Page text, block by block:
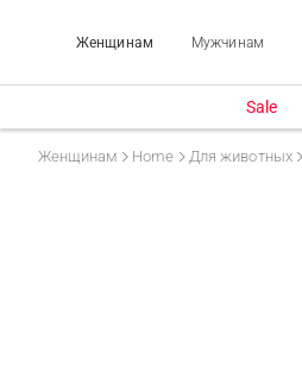
Женщинам Мужчинам
Sale
Женщинам Home Для животных